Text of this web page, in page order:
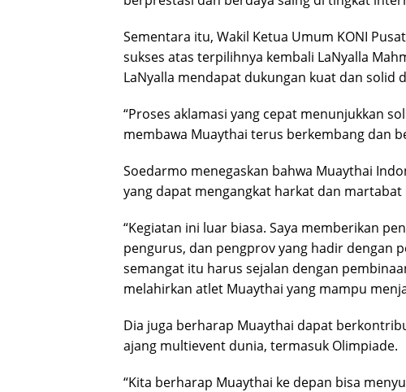
Sementara itu, Wakil Ketua Umum KONI
sukses atas terpilihnya kembali LaNyalla
LaNyalla mendapat dukungan kuat dan solid
“Proses aklamasi yang cepat menunjukkan
membawa Muaythai terus berkembang dan
Soedarmo menegaskan bahwa Muaythai
yang dapat mengangkat harkat dan martabat
“Kegiatan ini luar biasa. Saya memberikan
pengurus, dan pengprov yang hadir dengan
semangat itu harus sejalan dengan
melahirkan atlet Muaythai yang mampu
Dia juga berharap Muaythai dapat
ajang multievent dunia, termasuk Olimpiade.
“Kita berharap Muaythai ke depan bisa